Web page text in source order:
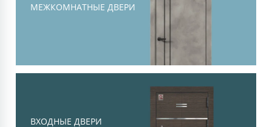
шумоизоляции
МЕЖКОМНАТНЫЕ ДВЕРИ
ВХОДНЫЕ ДВЕРИ